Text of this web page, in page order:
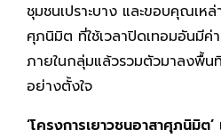
ชุมชนเปราะบาง และขอบคุณเห
ศุภนิมิต ที่ใช้เวลาปิดเทอมอันมีค่
ภายในกลุ่มแล้วรวมตัวมาลงพื้น
อย่างตั้งใจ
‘โครงการเยาวชนอาสาศุภนิมิต’